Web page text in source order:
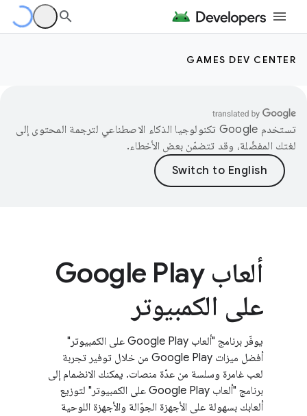
GAMES DEV CENTER
تستخدم Google تكنولوجيا الذكاء الاصطناعي لترجمة المحتوى إلى
لغتك المفضّلة، وقد تتضمّن بعض الأخطاء.
ألعاب Google Play
على الكمبيوتر
يوفّر برنامج "ألعاب Google Play على الكمبيوتر"
أفضل ميزات Google Play من خلال توفير تجربة
لعب غامرة وسلسة من عدّة منصات. يمكنك الانضمام إلى
برنامج "ألعاب Google Play على الكمبيوتر" لتوزيع
ألعابك بسهولة على الأجهزة الجوّالة والأجهزة اللوحية